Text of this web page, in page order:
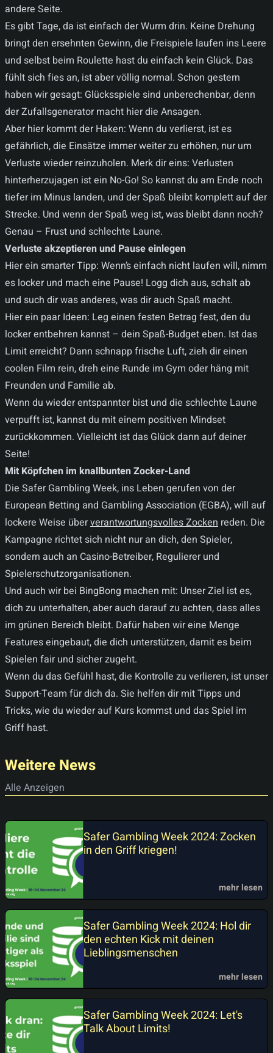
andere Seite.
Es gibt Tage, da ist einfach der Wurm drin. Keine Drehung
bringt den ersehnten Gewinn, die Freispiele laufen ins Leere
und selbst beim Roulette hast du einfach kein Glück. Das
fühlt sich fies an, ist aber völlig normal. Schon gestern
haben wir gesagt: Glücksspiele sind unberechenbar, denn
der Zufallsgenerator macht hier die Ansagen.
Aber hier kommt der Haken: Wenn du verlierst, ist es
gefährlich, die Einsätze immer weiter zu erhöhen, nur um
Verluste wieder reinzuholen. Merk dir eins: Verlusten
hinterherzujagen ist ein No-Go! So kannst du am Ende noch
tiefer im Minus landen, und der Spaß bleibt komplett auf der
Strecke. Und wenn der Spaß weg ist, was bleibt dann noch?
Genau – Frust und schlechte Laune.
Verluste akzeptieren und Pause einlegen
Hier ein smarter Tipp: Wenn’s einfach nicht laufen will, nimm
es locker und mach eine Pause! Logg dich aus, schalt ab
und such dir was anderes, was dir auch Spaß macht.
Hier ein paar Ideen: Leg einen festen Betrag fest, den du
locker entbehren kannst – dein Spaß-Budget eben. Ist das
Limit erreicht? Dann schnapp frische Luft, zieh dir einen
coolen Film rein, dreh eine Runde im Gym oder häng mit
Freunden und Familie ab.
Wenn du wieder entspannter bist und die schlechte Laune
verpufft ist, kannst du mit einem positiven Mindset
zurückkommen. Vielleicht ist das Glück dann auf deiner
Seite!
Mit Köpfchen im knallbunten Zocker-Land
Die Safer Gambling Week, ins Leben gerufen von der
European Betting and Gambling Association (EGBA), will auf
lockere Weise überverantwortungsvolles Zocken reden. Die
Kampagne richtet sich nicht nur an dich, den Spieler,
sondern auch an Casino-Betreiber, Regulierer und
Spielerschutzorganisationen.
Und auch wir bei BingBong machen mit: Unser Ziel ist es,
dich zu unterhalten, aber auch darauf zu achten, dass alles
im grünen Bereich bleibt. Dafür haben wir eine Menge
Features eingebaut, die dich unterstützen, damit es beim
Spielen fair und sicher zugeht.
Wenn du das Gefühl hast, die Kontrolle zu verlieren, ist unser
Support-Team für dich da. Sie helfen dir mit Tipps und
Tricks, wie du wieder auf Kurs kommst und das Spiel im
Griff hast.
Weitere News
Alle Anzeigen
Safer Gambling Week 2024: Zocken
in den Griff kriegen!
mehr lesen
Safer Gambling Week 2024: Hol dir
den echten Kick mit deinen
Lieblingsmenschen
mehr lesen
Safer Gambling Week 2024: Let's
Talk About Limits!